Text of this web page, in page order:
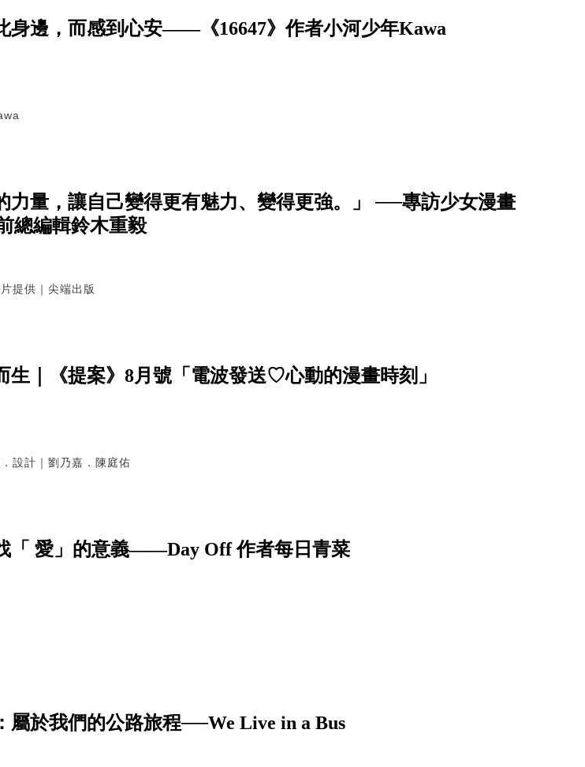
身邊，而感到心安——《16647》作者小河少年Kawa
力量，讓自己變得更有魅力、變得更強。」 ──專訪少女漫畫
總編輯鈴木重毅
提供｜尖端出版
生｜《提案》8月號「電波發送♡心動的漫畫時刻」
設計｜劉乃嘉．陳庭佑
「 愛」的意義——Day Off 作者每日青菜
屬於我們的公路旅程──We Live in a Bus